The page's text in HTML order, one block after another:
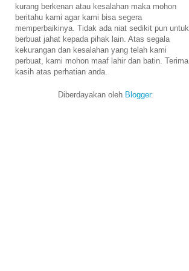
kurang berkenan atau kesalahan maka mohon
beritahu kami agar kami bisa segera
memperbaikinya. Tidak ada niat sedikit pun untuk
berbuat jahat kepada pihak lain. Atas segala
kekurangan dan kesalahan yang telah kami
perbuat, kami mohon maaf lahir dan batin. Terima
kasih atas perhatian anda.
Diberdayakan oleh Blogger.